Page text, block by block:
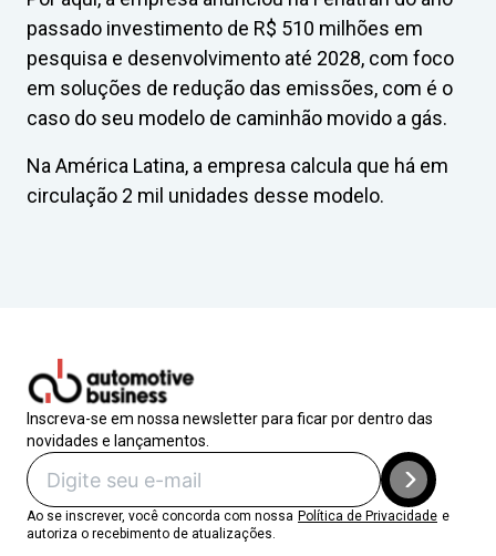
passado investimento de R$ 510 milhões em
pesquisa e desenvolvimento até 2028, com foco
em soluções de redução das emissões, com é o
caso do seu modelo de caminhão movido a gás.
Na América Latina, a empresa calcula que há em
circulação 2 mil unidades desse modelo.
Inscreva-se em nossa newsletter para ficar por dentro das
novidades e lançamentos.
Ao se inscrever, você concorda com nossa Política de Privacidade e
autoriza o recebimento de atualizações.